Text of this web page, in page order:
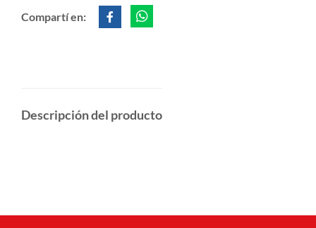
Compartí en:
Descripción del producto